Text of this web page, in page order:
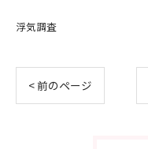
浮気調査
< 前のページ